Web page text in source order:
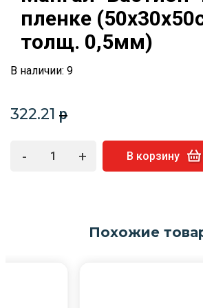
пленке
толщ. 0,5мм)
В наличии: 9
322.21 p
- + В корзину
Похожие